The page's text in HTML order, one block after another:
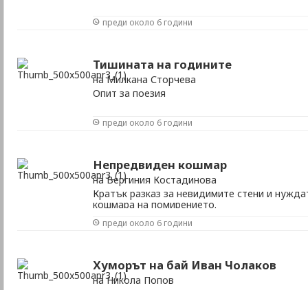
преди около 6 години
Тишината на годините
на Милкана Сторчева
Опит за поезия
преди около 6 години
Непредвиден кошмар
на Вергиния Костадинова
Кратък разказ за невидимите стени и
кошмара на помирението.
преди около 6 години
Хуморът на бай Иван Чолаков
на Никола Попов